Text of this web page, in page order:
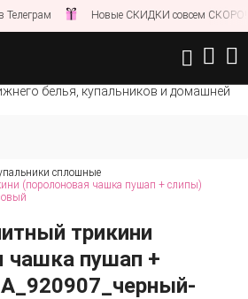
Новые СКИДКИ совсем СКОРО!
сплошные
(поролоновая чашка пушап + слипы)
трикини
чашка пушап +